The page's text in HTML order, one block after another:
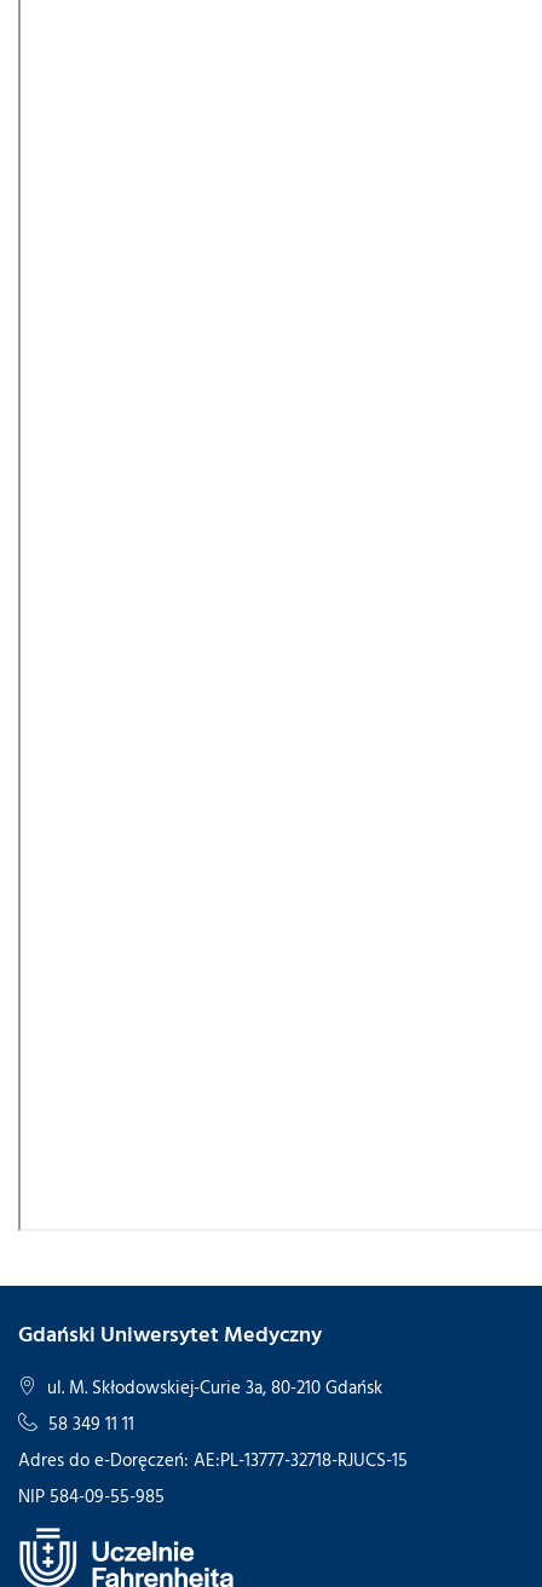
Gdański Uniwersytet Medyczny
ul. M. Skłodowskiej-Curie 3a, 80-210 Gdańsk
58 349 11 11
Adres do e-Doręczeń: AE:PL-13777-32718-RJUCS-15
NIP 584-09-55-985